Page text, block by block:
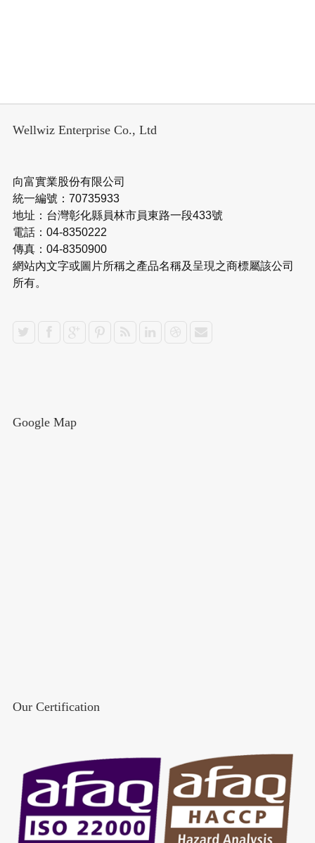
Wellwiz Enterprise Co., Ltd
向富實業股份有限公司
統一編號：70735933
地址：台灣彰化縣員林市員東路一段433號
電話：04-8350222
傳真：04-8350900
網站內文字或圖片所稱之產品名稱及呈現之商標屬該公司
所有。
Google Map
Our Certification